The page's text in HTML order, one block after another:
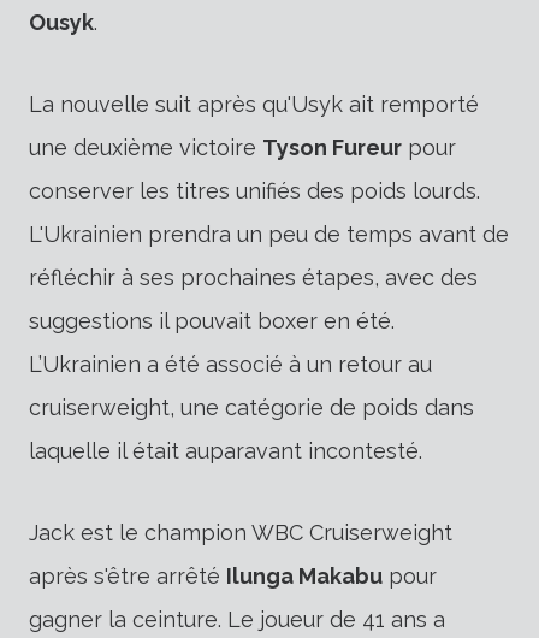
Ousyk.
La nouvelle suit après qu'Usyk ait remporté
une deuxième victoire Tyson Fureur pour
conserver les titres unifiés des poids lourds.
L'Ukrainien prendra un peu de temps avant de
réfléchir à ses prochaines étapes, avec des
suggestions il pouvait boxer en été.
L’Ukrainien a été associé à un retour au
cruiserweight, une catégorie de poids dans
laquelle il était auparavant incontesté.
Jack est le champion WBC Cruiserweight
après s'être arrêté Ilunga Makabu pour
gagner la ceinture. Le joueur de 41 ans a